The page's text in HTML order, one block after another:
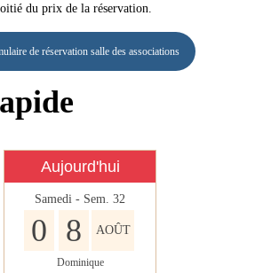
du prix de la réservation.
de réservation salle des associations
Aujourd'hui
Samedi - Sem. 32
0 8 AOÛT
Dominique